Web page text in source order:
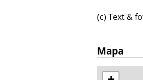
(c) Text &
Mapa